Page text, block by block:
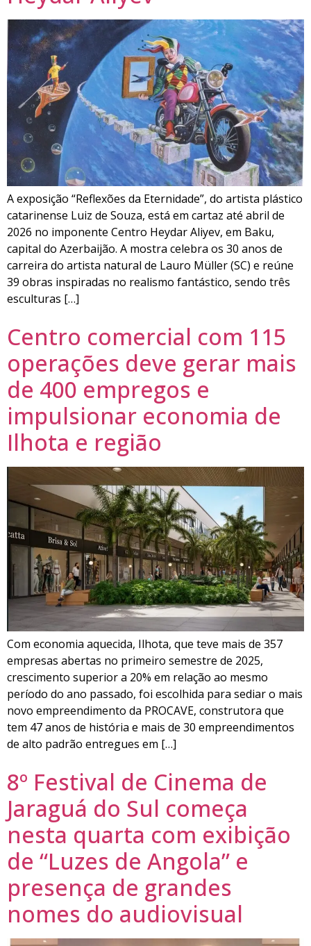
A exposição “Reflexões da Eternidade”, do artista plástico
catarinense Luiz de Souza, está em cartaz até abril de
2026 no imponente Centro Heydar Aliyev, em Baku,
capital do Azerbaijão. A mostra celebra os 30 anos de
carreira do artista natural de Lauro Müller (SC) e reúne
39 obras inspiradas no realismo fantástico, sendo três
esculturas […]
Centro comercial com 115
operações deve gerar mais
de 400 empregos e
impulsionar economia de
Ilhota e região
Com economia aquecida, Ilhota, que teve mais de 357
empresas abertas no primeiro semestre de 2025,
crescimento superior a 20% em relação ao mesmo
período do ano passado, foi escolhida para sediar o mais
novo empreendimento da PROCAVE, construtora que
tem 47 anos de história e mais de 30 empreendimentos
de alto padrão entregues em […]
8º Festival de Cinema de
Jaraguá do Sul começa
nesta quarta com exibição
de “Luzes de Angola” e
presença de grandes
nomes do audiovisual